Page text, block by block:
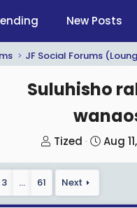
New Posts
JF Social Forums
Suluhisho
T
r
Tized
S
Aug
3 … 61 Next